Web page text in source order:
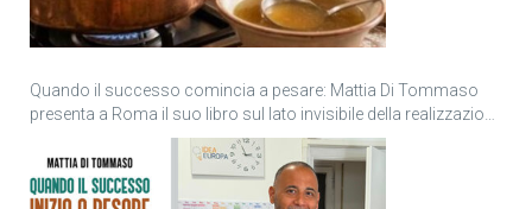
Quando il successo comincia a pesare: Mattia Di Tommaso
presenta a Roma il suo libro sul lato invisibile della realizzazione